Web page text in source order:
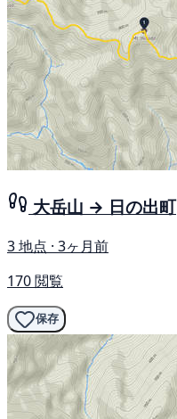
大岳山 → 日の出町
3 地点 · 3ヶ月前
170 閲覧
保存